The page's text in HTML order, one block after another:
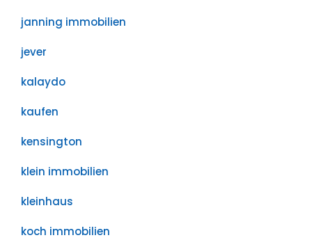
janning immobilien
jever
kalaydo
kaufen
kensington
klein immobilien
kleinhaus
koch immobilien